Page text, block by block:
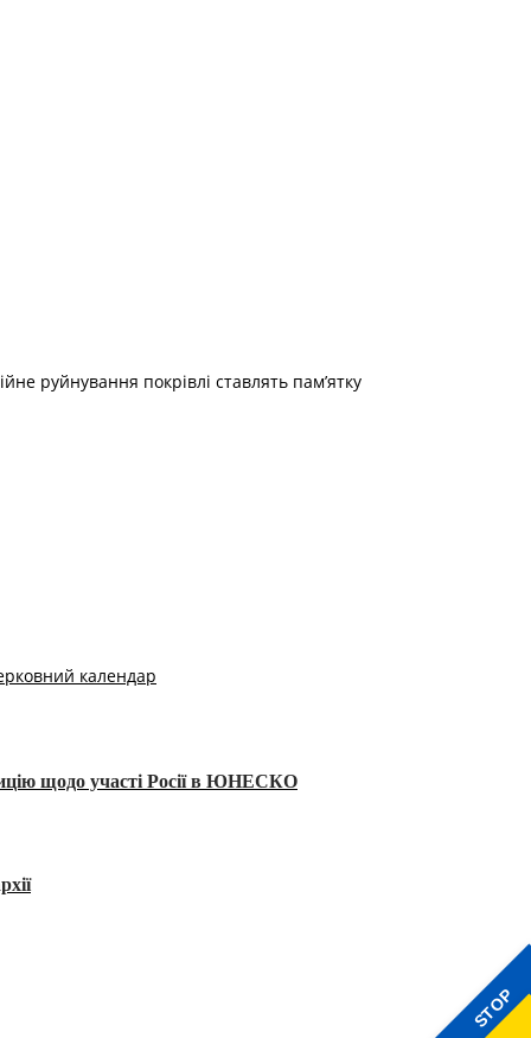
STOP
руйнування покрівлі ставлять пам’ятку
календар
щодо участі Росії в ЮНЕСКО